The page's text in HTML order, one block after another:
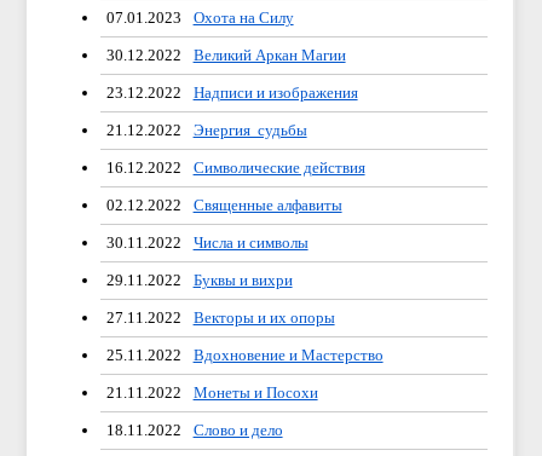
07.01.2023 Охота на Силу
30.12.2022 Великий Аркан Магии
23.12.2022 Надписи и изображения
21.12.2022 Энергия судьбы
16.12.2022 Символические действия
02.12.2022 Священные алфавиты
30.11.2022 Числа и символы
29.11.2022 Буквы и вихри
27.11.2022 Векторы и их опоры
25.11.2022 Вдохновение и Мастерство
21.11.2022 Монеты и Посохи
18.11.2022 Слово и дело